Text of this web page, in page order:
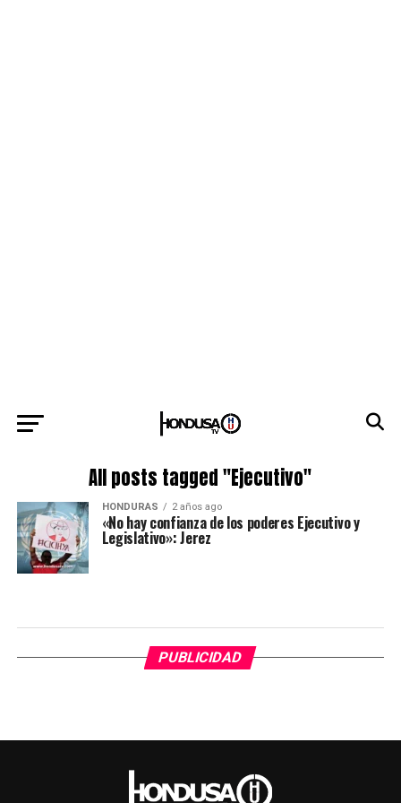
All posts tagged "Ejecutivo"
HONDURAS 2 años ago
«No hay confianza de los poderes Ejecutivo y
Legislativo»: Jerez
PUBLICIDAD